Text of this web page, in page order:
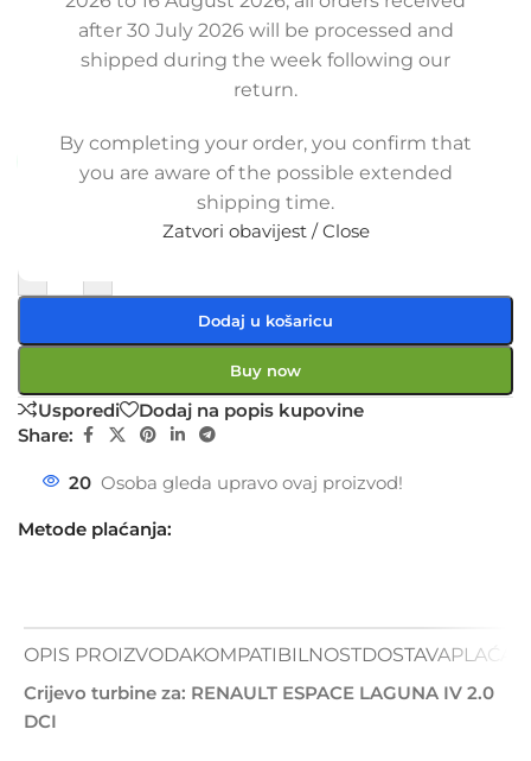
after 30 July 2026 will be processed and
shipped during the week following our
return.
By completing your order, you confirm that
you are aware of the possible extended
shipping time.
Zatvori obavijest / Close
8200272949, 820016489, 8200119891,
820011989
Dostupno uz narudžbu (isti ili sljedeći radni dan)
¥ A$ £44.60 EX VAT
Dodaj u košaricu
Buy now
Usporedi
Dodaj na popis kupovine
Share:
20 Osoba gleda upravo ovaj proizvod!
Metode plaćanja:
OPIS PROIZVODAKOMPATIBILNOSTDOSTAVA
Crijevo turbine za: RENAULT ESPACE LAGUNA IV 2.0
DCI